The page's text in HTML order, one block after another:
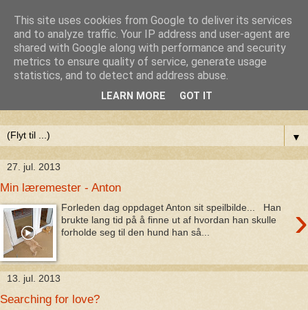
Anne-Maries blog
Min blog om livet - om troen, håbet og kærligheden. Troen
▼
27. jul. 2013
Min læremester - Anton
›
Forleden dag oppdaget Anton sit speilbilde... Han
brukte lang tid på å finne ut af hvordan han skulle
forholde seg til den hund han så...
13. jul. 2013
Searching for love?
This site uses cookies from Google to deliver its services
and to analyze traffic. Your IP address and user-agent are
shared with Google along with performance and security
metrics to ensure quality of service, generate usage
statistics, and to detect and address abuse.
LEARN MORE GOT IT